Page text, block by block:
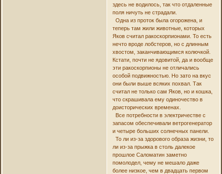
здесь не водилось, так что отдаленные
поля ничуть не страдали.
Одна из проток была огорожена, и
теперь там жили животные, которых
Яков считал ракоскорпионами. То есть
нечто вроде лобстеров, но с длинным
хвостом, заканчивающимся колючкой.
Кстати, почти не ядовитой, да и вообще
эти ракоскорпионы не отличались
особой подвижностью. Но зато на вкус
они были выше всяких похвал. Так
считал не только сам Яков, но и кошка,
что скрашивала ему одиночество в
доисторических временах.
Все потребности в электричестве с
запасом обеспечивали ветрогенератор
и четыре больших солнечных панели.
То ли из-за здорового образа жизни, то
ли из-за прыжка в столь далекое
прошлое Саломатин заметно
помолодел, чему не мешало даже
более низкое, чем в двадцать первом